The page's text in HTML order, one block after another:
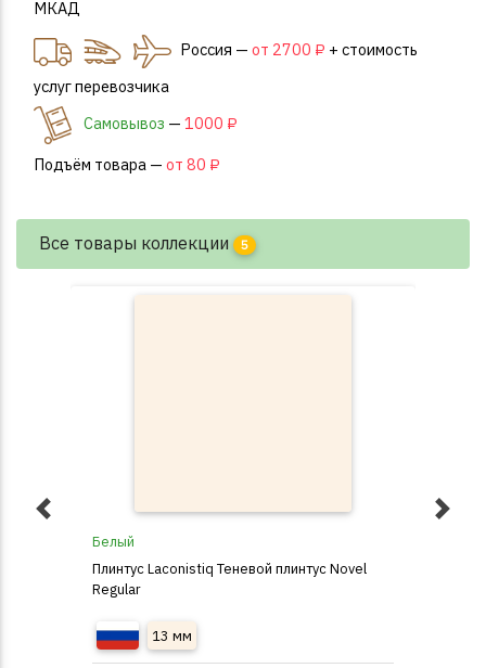
МКАД
Россия — от 2700 ₽ + стоимость
услуг перевозчика
Самовывоз — 1000 ₽
Подъём товара — от 80 ₽
Все товары коллекции 5
Белый
Плинтус Laconistiq Теневой плинтус Novel
Regular
13 мм